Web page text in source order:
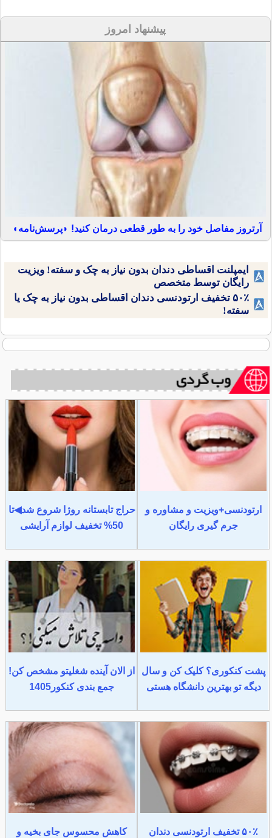
پیشنهاد امروز
آرتروز مفاصل خود را به طور قطعی درمان کنید! ◗پرسش‌نامه◖
ایمپلنت اقساطی دندان بدون نیاز به چک و سفته! ویزیت
رایگان توسط متخصص
۵۰٪ تخفیف ارتودنسی دندان اقساطی بدون نیاز به چک یا
سفته!
ارتودنسی+ویزیت و مشاوره و
جرم گیری رایگان
حراج تابستانه روژا شروع شد◀تا
50% تخفیف لوازم آرایشی
پشت کنکوری؟ کلیک کن و سال
دیگه تو بهترین دانشگاه هستی
از الان آینده شغلیتو مشخص کن!
جمع بندی کنکور1405
۵۰٪ تخفیف ارتودنسی دندان کاهش محسوس جای بخیه و